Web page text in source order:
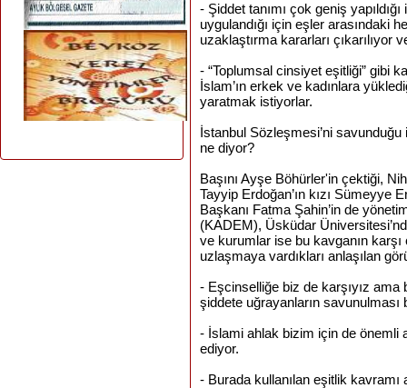
- Şiddet tanımı çok geniş
uygulandığı için eşler arasındaki
uzaklaştırma kararları çıkarılıyor
- “Toplumsal cinsiyet eşitliği” gibi
İslam’ın erkek ve kadınlara
yaratmak istiyorlar.
İstanbul Sözleşmesi’ni
ne diyor?
Başını Ayşe Böhürler'in çektiği,
Tayyip Erdoğan’ın kızı
Başkanı Fatma Şahin’in de
(KADEM), Üsküdar
ve kurumlar ise bu kavganın
uzlaşmaya vardıkları anlaşılan
- Eşcinselliğe biz de karşıyız
şiddete uğrayanların savunulması
- İslami ahlak bizim için de önemli
ediyor.
- Burada kullanılan eşitlik